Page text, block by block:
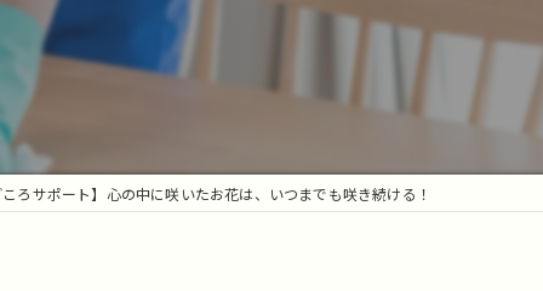
ころサポート】心の中に咲いたお花は、いつまでも咲き続ける！